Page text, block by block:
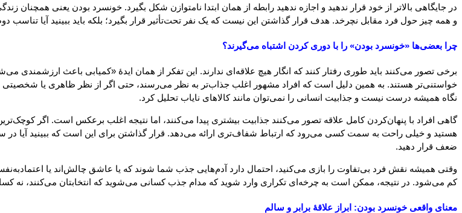
در جایگاهی بالاتر از خود قرار ندهید و اجازه ندهید رابطه از همان ابتدا نامتوازن شکل بگیرد. خونسرد بودن یعنی
و همه چیز حول فرد مقابل نچرخد. هدف قرار گذاشتن این نیست که یک نفر تحت‌تأثیر قرار بگیرد؛ بلکه باید ببینید آیا تناسب
چرا بعضی‌ها «خونسرد بودن» را با دوری کردن اشتباه می‌گیرند؟
برخی تصور می‌کنند باید طوری رفتار کنند که انگار هیچ علاقه‌ای ندارند. این تفکر از همان ایدهٔ «کمیابی باعث
خواستنی‌تر هستند. به همین دلیل است که افراد مشهور اغلب جذاب‌تر به نظر می‌رسند، حتی اگر از نظر ظاهری یا شخصیتی
نگاه همیشه درست نیست و جذابیت انسانی را نمی‌توان مانند کالاهای نایاب تحلیل کرد.
گاهی افراد با پنهان‌کردن کامل علاقه تصور می‌کنند جذابیت بیشتری پیدا می‌کنند، اما نتیجه اغلب برعکس است. اگر
هستید و خیلی راحت به سمت کسی می‌رود که ارتباط شفاف‌تری ارائه می‌دهد. قرار گذاشتن برای این است که ببینید آیا در
ضعف قرار دهید.
وقتی همیشه نقش فرد بی‌تفاوت را بازی می‌کنید، احتمال دارد آدم‌هایی جذب شما شوند که یا عاشق چالش‌اند یا اعتمادبه‌نفس
کم می‌شود. در نتیجه، ممکن است به چرخه‌ای تکراری وارد شوید که مدام جذب کسانی می‌شوید که انتخابتان می‌کنند، نه
معنای واقعی خونسرد بودن: ابراز علاقهٔ برابر و سالم